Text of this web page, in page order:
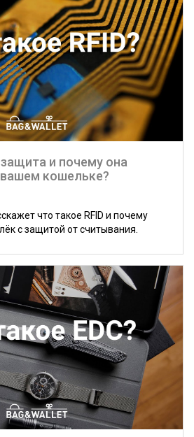
и почему она
кошельке?
что такое RFID и почему
с защитой от считывания.